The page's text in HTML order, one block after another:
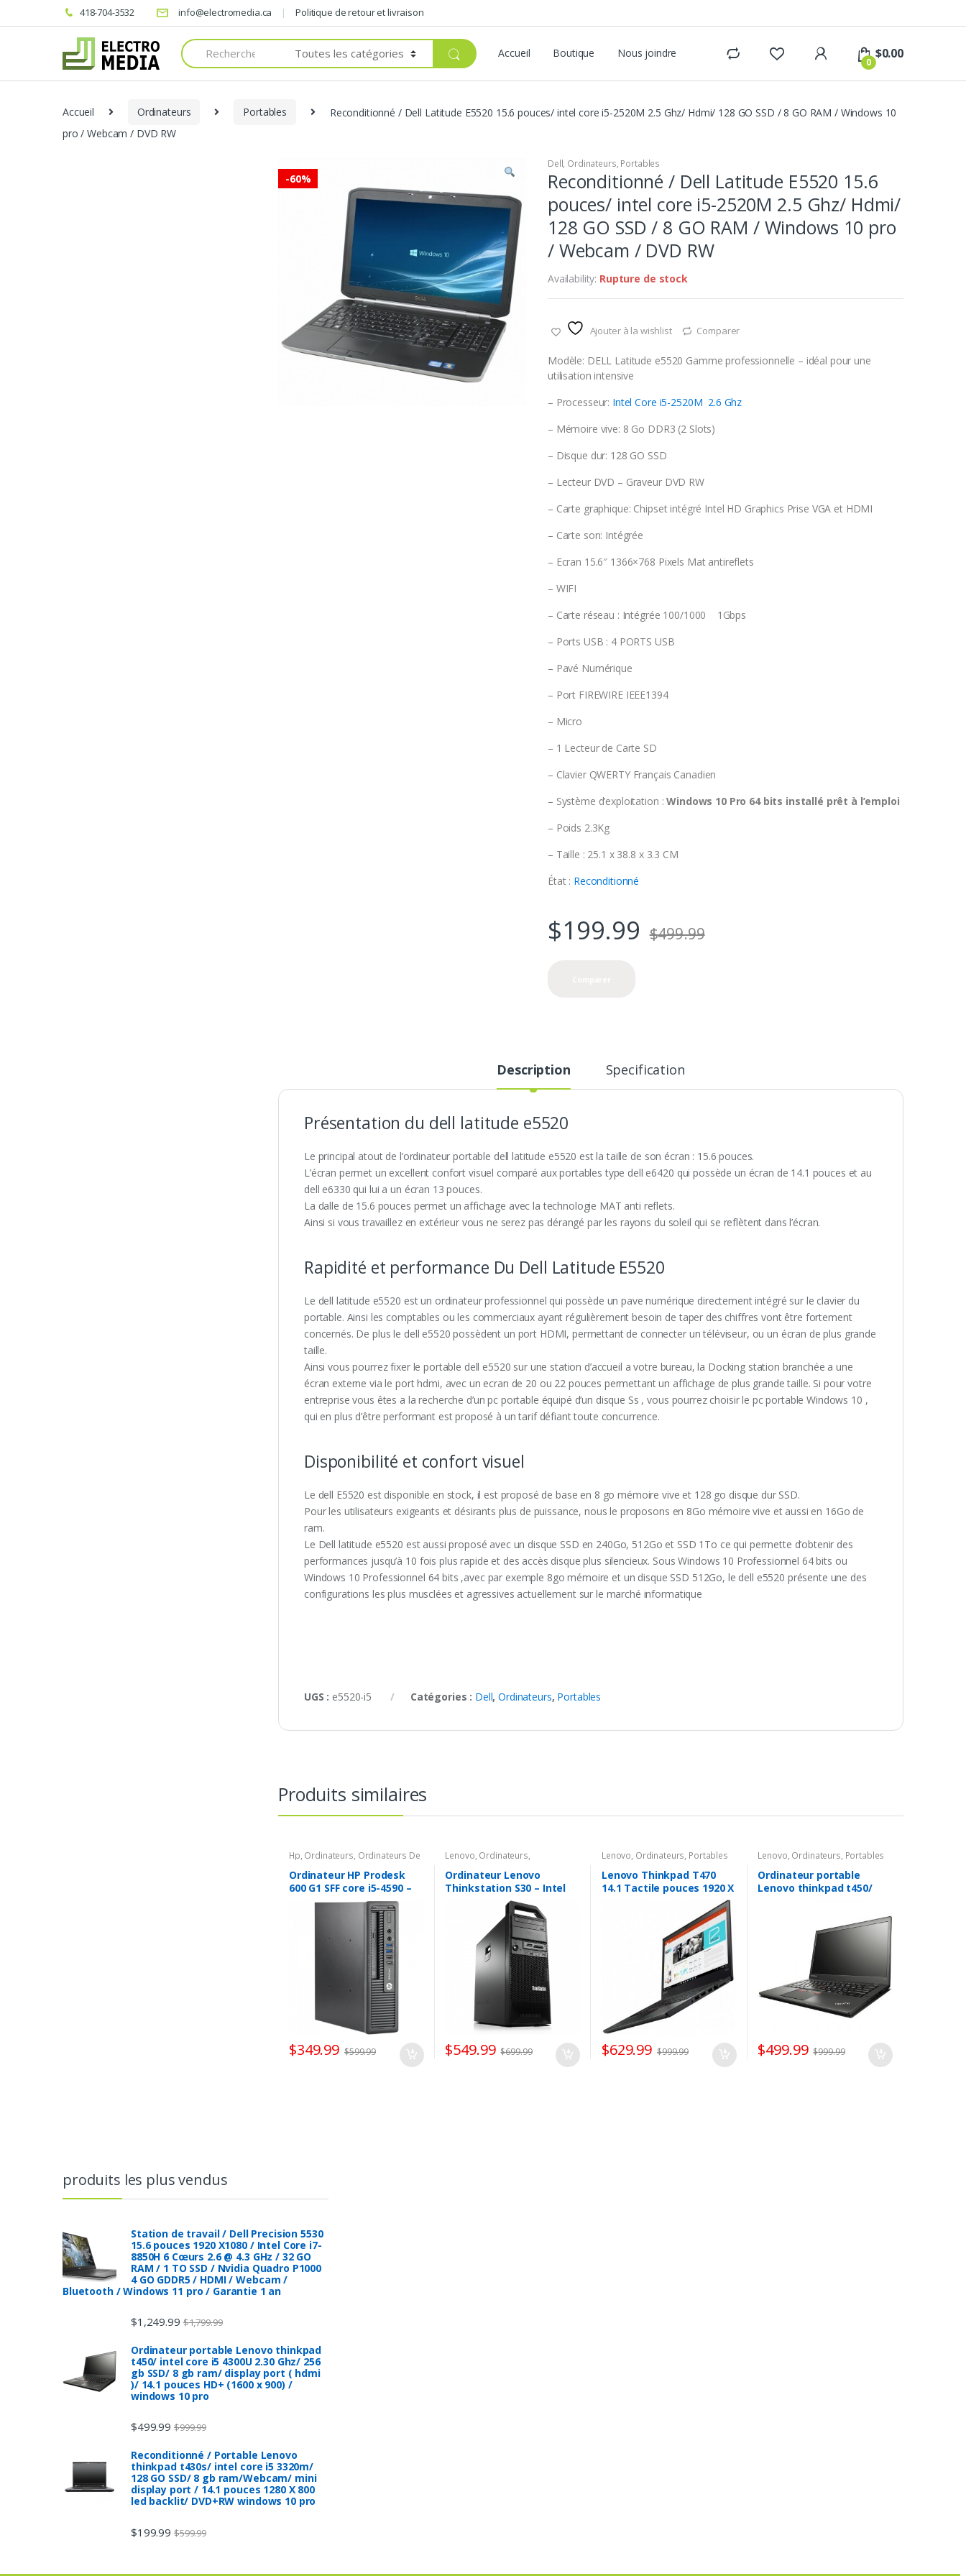
418-704-3532 info@electromedia.ca Politique de retour et livraison
Search
for:
Accueil Boutique Nous joindre
0
$0.00
Accueil Ordinateurs Portables
Reconditionné / Dell Latitude E5520 15.6 pouces/ intel core i5-2520M 2.5 Ghz/ Hdmi/ 128 GO SSD / 8 GO RAM / Windows 10
pro / Webcam / DVD RW
-60%
Dell, Ordinateurs, Portables
Reconditionné / Dell Latitude E5520 15.6
pouces/ intel core i5-2520M 2.5 Ghz/ Hdmi/
128 GO SSD / 8 GO RAM / Windows 10 pro
/ Webcam / DVD RW
Availability: Rupture de stock
Ajouter à la wishlist Comparer
Modèle: DELL Latitude e5520 Gamme professionnelle – idéal pour une
utilisation intensive
– Processeur: Intel Core i5-2520M 2.6 Ghz
– Mémoire vive: 8 Go DDR3 (2 Slots)
– Disque dur: 128 GO SSD
– Lecteur DVD – Graveur DVD RW
– Carte graphique: Chipset intégré Intel HD Graphics Prise VGA et HDMI
– Carte son: Intégrée
– Ecran 15.6″ 1366×768 Pixels Mat antireflets
– WIFI
– Carte réseau : Intégrée 100/1000 1Gbps
– Ports USB : 4 PORTS USB
– Pavé Numérique
– Port FIREWIRE IEEE1394
– Micro
– 1 Lecteur de Carte SD
– Clavier QWERTY Français Canadien
– Système d’exploitation :Windows 10 Pro 64 bits installé prêt à l’emploi
– Poids 2.3Kg
– Taille : 25.1 x 38.8 x 3.3 CM
État : Reconditionné
$199.99 $499.99
Description Specification
Présentation du dell latitude e5520
Le principal atout de l’ordinateur portable dell latitude e5520 est la taille de son écran : 15.6 pouces.
L’écran permet un excellent confort visuel comparé aux portables type dell e6420 qui possède un écran de 14.1 pouces et au
dell e6330 qui lui a un écran 13 pouces.
La dalle de 15.6 pouces permet un affichage avec la technologie MAT anti reflets.
Ainsi si vous travaillez en extérieur vous ne serez pas dérangé par les rayons du soleil qui se reflètent dans l’écran.
Rapidité et performance Du Dell Latitude E5520
Le dell latitude e5520 est un ordinateur professionnel qui possède un pave numérique directement intégré sur le clavier du
portable. Ainsi les comptables ou les commerciaux ayant régulièrement besoin de taper des chiffres vont être fortement
concernés. De plus le dell e5520 possèdent un port HDMI, permettant de connecter un téléviseur, ou un écran de plus grande
taille.
Ainsi vous pourrez fixer le portable dell e5520 sur une station d’accueil a votre bureau, la Docking station branchée a une
écran externe via le port hdmi, avec un ecran de 20 ou 22 pouces permettant un affichage de plus grande taille. Si pour votre
entreprise vous êtes a la recherche d’un pc portable équipé d’un disque Ss , vous pourrez choisir le pc portable Windows 10 ,
qui en plus d’être performant est proposé à un tarif défiant toute concurrence.
Disponibilité et confort visuel
Le dell E5520 est disponible en stock, il est proposé de base en 8 go mémoire vive et 128 go disque dur SSD.
Pour les utilisateurs exigeants et désirants plus de puissance, nous le proposons en 8Go mémoire vive et aussi en 16Go de
ram.
Le Dell latitude e5520 est aussi proposé avec un disque SSD en 240Go, 512Go et SSD 1To ce qui permette d’obtenir des
performances jusqu’à 10 fois plus rapide et des accès disque plus silencieux. Sous Windows 10 Professionnel 64 bits ou
Windows 10 Professionnel 64 bits ,avec par exemple 8go mémoire et un disque SSD 512Go, le dell e5520 présente une des
configurations les plus musclées et agressives actuellement sur le marché informatique
UGS : e5520-i5 Catégories : Dell,Ordinateurs, Portables
Produits similaires
Hp, Ordinateurs, Ordinateurs De
Bureau & Moniteurs
Ordinateur HP Prodesk
600 G1 SFF core i5-4590 –
3.3Ghz – 8 Go DDR3 –
128GO SSD – Win 10 Pro
$349.99 $599.99
Lenovo, Ordinateurs,
Ordinateurs De Bureau &
Moniteurs
Ordinateur Lenovo
Thinkstation S30 – Intel
Xeon E5-1607 v2 3,0Ghz –
8go – 256gb SSD – Graveur
DVD – Win 10 Pro
$549.99 $699.99
Lenovo, Ordinateurs, Portables
Lenovo Thinkpad T470
14.1 Tactile pouces 1920 X
1080 / Intel Core i5-7300U
2.3 Ghz / 256 GO SSD / 8 GO
SSD / Windows 10 Pro /
HDMI / Webcam
$629.99 $999.99
Lenovo, Ordinateurs, Portables
Ordinateur portable
Lenovo thinkpad t450/
ram/ display port ( hdmi )/
14.1 pouces HD+ (1600 x
900) / windows 10 pro
$499.99 $999.99
produits les plus vendus
Station de travail / Dell Precision 5530
15.6 pouces 1920 X1080 / Intel Core i7-
8850H 6 Cœurs 2.6 @ 4.3 GHz / 32 GO
RAM / 1 TO SSD / Nvidia Quadro P1000
4 GO GDDR5 / HDMI / Webcam /
Bluetooth / Windows 11 pro / Garantie 1 an
$1,249.99 $1,799.99
Ordinateur portable Lenovo thinkpad
t450/ intel core i5 4300U 2.30 Ghz/ 256
gb SSD/ 8 gb ram/ display port ( hdmi
)/ 14.1 pouces HD+ (1600 x 900) /
windows 10 pro
$499.99 $999.99
Reconditionné / Portable Lenovo
thinkpad t430s/ intel core i5 3320m/
128 GO SSD/ 8 gb ram/Webcam/ mini
display port / 14.1 pouces 1280 X 800
led backlit/ DVD+RW windows 10 pro
$199.99 $599.99